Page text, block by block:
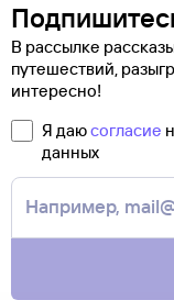
В рассылке
путешествий,
интересно!
Я даюсогласие
данных